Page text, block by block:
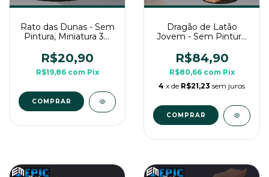
Rato das Dunas - Sem
Pintura, Miniatura 3D
Mesa
R$20,90
R$19,86 com Pix
COMPRAR
Dragão de Latão
Jovem - Sem Pintura,
Para Rpg de Mesa
R$84,90
R$80,66 com Pix
4 x de R$21,23 sem juros